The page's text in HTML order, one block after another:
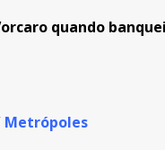
quando
Metrópoles